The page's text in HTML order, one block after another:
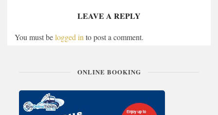
LEAVE A REPLY
You must belogged in to post a comment.
ONLINE BOOKING